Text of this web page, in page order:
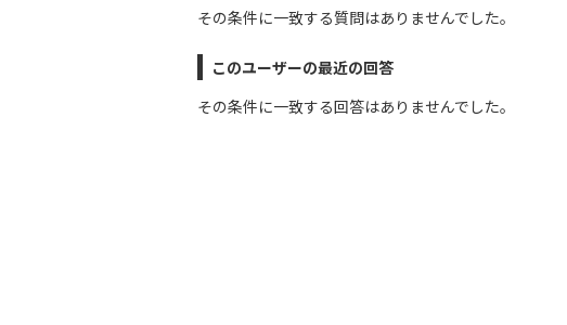
その条件に一致する質問はありませんでした。
このユーザーの最近の回答
その条件に一致する回答はありませんでした。